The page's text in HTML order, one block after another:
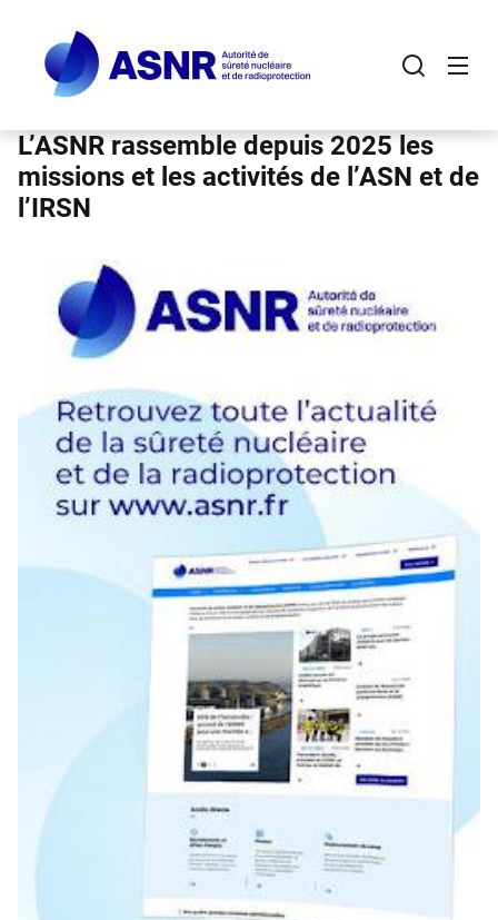
contenu
principal
L’ASNR rassemble depuis 2025 les
missions et les activités de l’ASN et de
l’IRSN